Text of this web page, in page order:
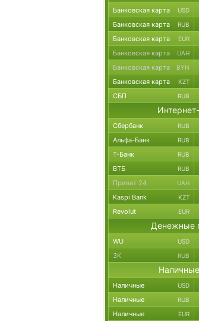
Банковская карта USD
Банковская карта RUB
Банковская карта EUR
Банковская карта UAH
Банковская карта BYN
Банковская карта KZT
СБП RUB
Сбербанк RUB
Альфа-Банк RUB
Т-Банк RUB
ВТБ RUB
Приват 24 UAH
Kaspi Bank KZT
Revolut EUR
Денежные
WU USD
ЗК RUB
Наличные USD
Наличные RUB
Наличные EUR